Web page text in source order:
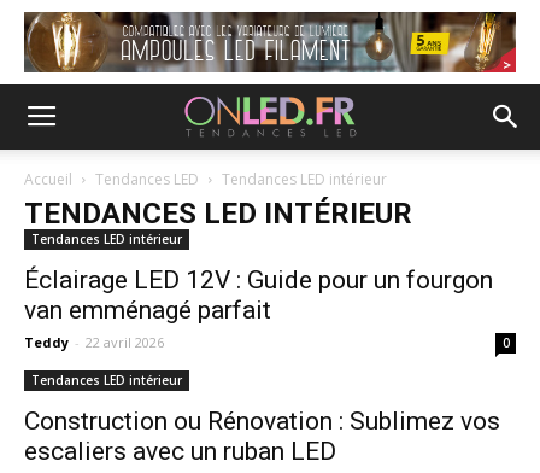
Accueil Tendances LED Tendances LED intérieur
TENDANCES LED INTÉRIEUR
Tendances LED intérieur
Éclairage LED 12V : Guide pour un fourgon
van emménagé parfait
Teddy - 22 avril 2026 0
Tendances LED intérieur
Construction ou Rénovation : Sublimez vos
escaliers avec un ruban LED